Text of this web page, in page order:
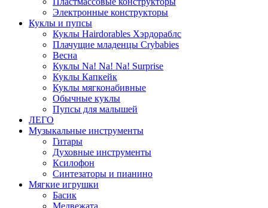
Электронные конструкторы
Куклы и пупсы
Куклы Hairdorables Хэрдораблс
Плачущие младенцы Crybabies
Весна
Куклы Na! Na! Na! Surprise
Куклы Капкейк
Куклы мягконабивные
Обычные куклы
Пупсы для малышей
ЛЕГО
Музыкальные инструменты
Гитары
Духовные инструменты
Ксилофон
Синтезаторы и пианино
Мягкие игрушки
Басик
Медвежата